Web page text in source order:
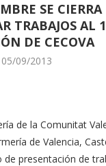
SE
TRABAJOS AL
DE CECOVA
05/09/2013
de la Comunitat
de Valencia,
de presentación de